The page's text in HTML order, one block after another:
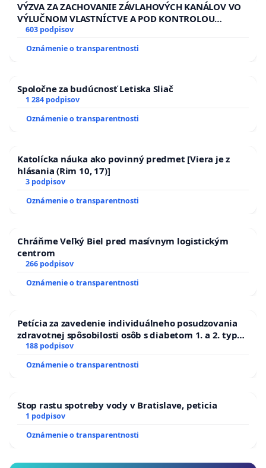
VÝZVA ZA ZACHOVANIE ZÁVLAHOVÝCH KANÁLOV VO
VÝLUČNOM VLASTNÍCTVE A POD KONTROLOU
SLOVENSKEJ REPUBLIKY & žiadosť na riešenie
zanedbaného stavu závlahových a odvodňovacích
kanálov na Slovensku
603 podpisov
Oznámenie o transparentnosti
Spoločne za budúcnosť Letiska Sliač
1 284 podpisov
Oznámenie o transparentnosti
Katolícka náuka ako povinný predmet [Viera je z
hlásania (Rim 10, 17)]
3 podpisov
Oznámenie o transparentnosti
Chráňme Veľký Biel pred masívnym logistickým
centrom
266 podpisov
Oznámenie o transparentnosti
Petícia za zavedenie individuálneho posudzovania
zdravotnej spôsobilosti osôb s diabetom 1. a 2. typu
pri prijímaní do Policajného zboru SR
188 podpisov
Oznámenie o transparentnosti
Stop rastu spotreby vody v Bratislave, peticia
1 podpisov
Oznámenie o transparentnosti